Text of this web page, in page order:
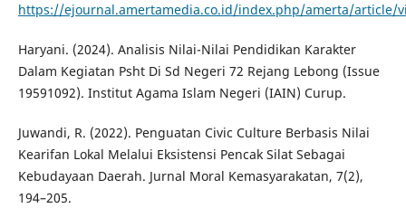
https://ejournal.amertamedia.co.id/index.php/amerta/article/
Haryani. (2024). Analisis Nilai-Nilai Pendidikan Karakter
Dalam Kegiatan Psht Di Sd Negeri 72 Rejang Lebong (Issue
19591092). Institut Agama Islam Negeri (IAIN) Curup.
Juwandi, R. (2022). Penguatan Civic Culture Berbasis Nilai
Kearifan Lokal Melalui Eksistensi Pencak Silat Sebagai
Kebudayaan Daerah. Jurnal Moral Kemasyarakatan, 7(2),
194–205.